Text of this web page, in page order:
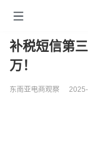
补税短信第
万！
东南亚电商观察